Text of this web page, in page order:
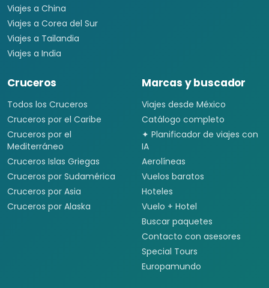
Viajes a China
Viajes a Corea del Sur
Viajes a Tailandia
Viajes a India
Cruceros
Todos los Cruceros
Cruceros por el Caribe
Cruceros por el
Mediterráneo
Cruceros Islas Griegas
Cruceros por Sudamérica
Cruceros por Asia
Cruceros por Alaska
Marcas y buscador
Viajes desde México
Catálogo completo
✦ Planificador de viajes con
IA
Aerolíneas
Vuelos baratos
Hoteles
Vuelo + Hotel
Buscar paquetes
Contacto con asesores
Special Tours
Europamundo